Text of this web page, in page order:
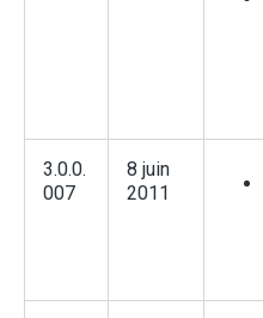
3.0.0.
007
8 juin
2011